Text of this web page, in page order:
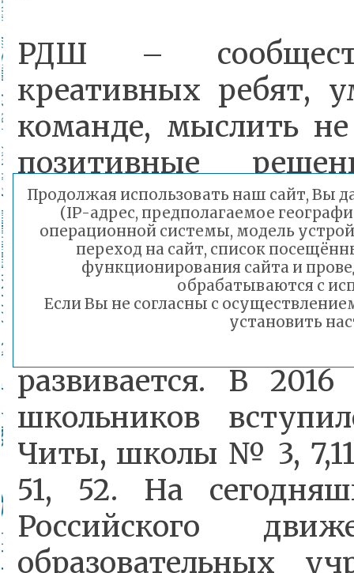
РДШ –
креативных ребят,
команде, мыслить не
позитивные
трудных проблем.
В образовательном
Читы РДШ получило
развивается. В
школьников
Читы, школы № 3, 7,11,
51, 52. На
Российского
образовательных
Продолжая использовать наш сайт, Вы
(IP-адрес, предполагаемое
операционной системы, модель
переход на сайт, список
функционирования сайта и
обрабатываются с
Если Вы не согласны с
установить